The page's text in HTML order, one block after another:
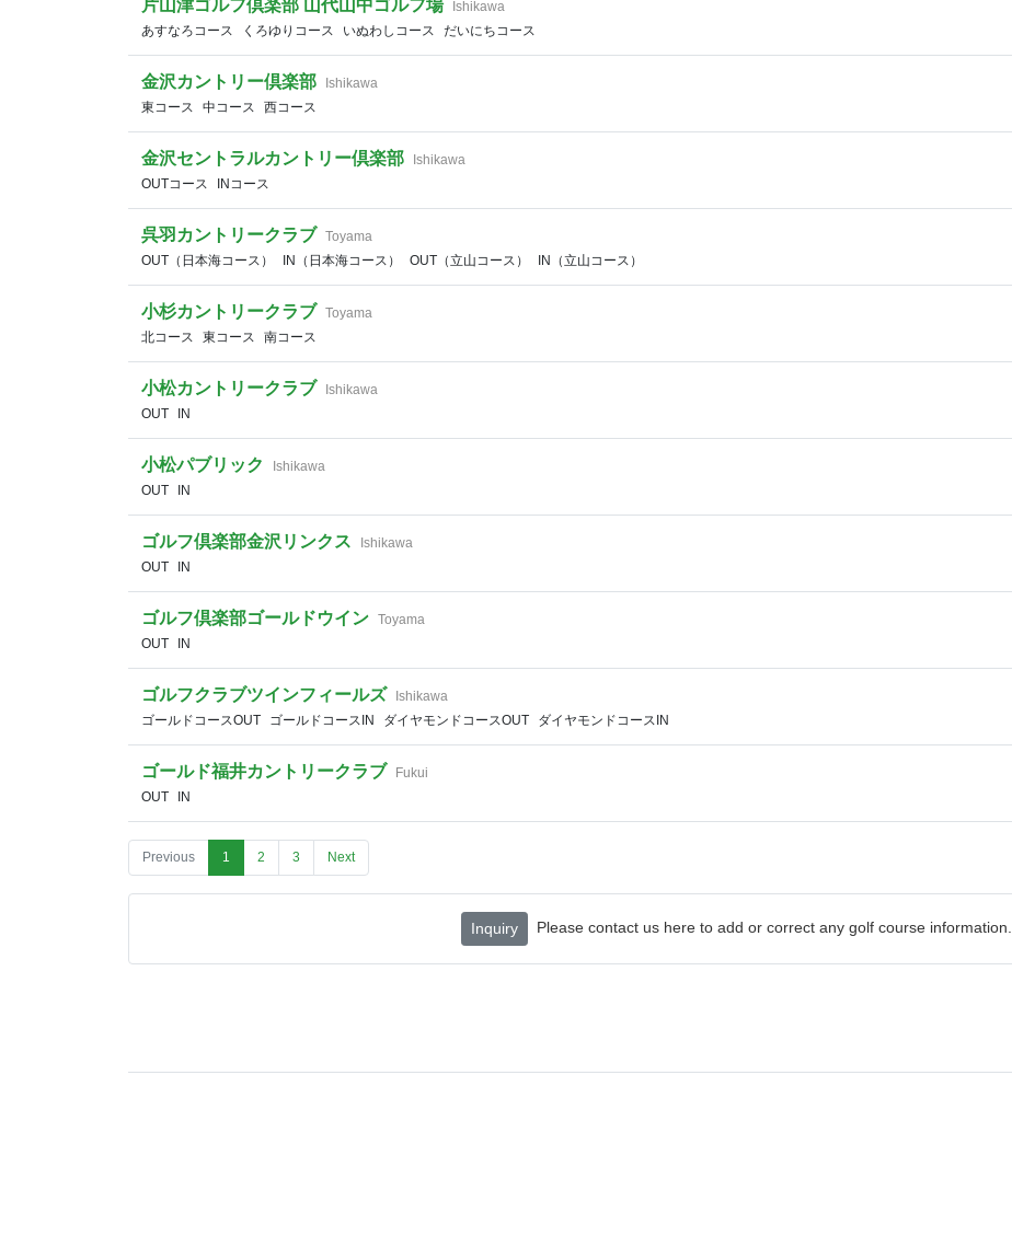
片山津ゴルフ倶楽部 山代山中ゴルフ場
Ishikawa
あすなろコース
くろゆりコース いぬわしコース だいにちコース
金沢カントリー倶楽部
Ishikawa
東コース
中コース 西コース
金沢セントラルカントリー倶楽部
Ishikawa
OUTコース
INコース
呉羽カントリークラブ Toyama
OUT（日本海コース）
IN（日本海コース） OUT（立山コース） IN（立山コース）
小杉カントリークラブ Toyama
北コース
東コース 南コース
小松カントリークラブ
Ishikawa
OUT
IN
小松パブリック
Ishikawa
OUT
IN
ゴルフ倶楽部金沢リンクス
Ishikawa
OUT
IN
ゴルフ倶楽部ゴールドウイン Toyama
OUT
IN
ゴルフクラブツインフィールズ
Ishikawa
ゴールドコースOUT
ゴールドコースIN ダイヤモンドコースOUT ダイヤモンドコースIN
ゴールド福井カントリークラブ
Fukui
OUT
IN
Previous 1 2 3 Next
Inquiry Please contact us here to add or correct any golf course information.